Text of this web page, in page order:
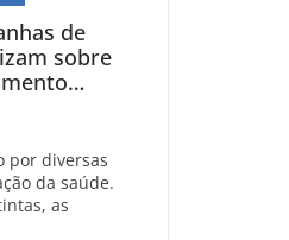
de
sobre
por diversas
da saúde.
as